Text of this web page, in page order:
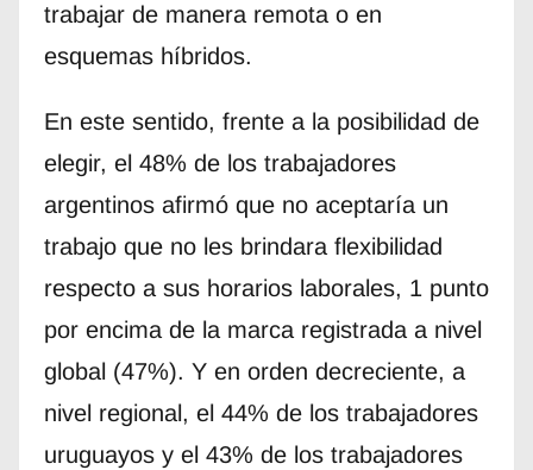
trabajar de manera remota o en
esquemas híbridos.
En este sentido, frente a la posibilidad de
elegir, el 48% de los trabajadores
argentinos afirmó que no aceptaría un
trabajo que no les brindara flexibilidad
respecto a sus horarios laborales, 1 punto
por encima de la marca registrada a nivel
global (47%). Y en orden decreciente, a
nivel regional, el 44% de los trabajadores
uruguayos y el 43% de los trabajadores